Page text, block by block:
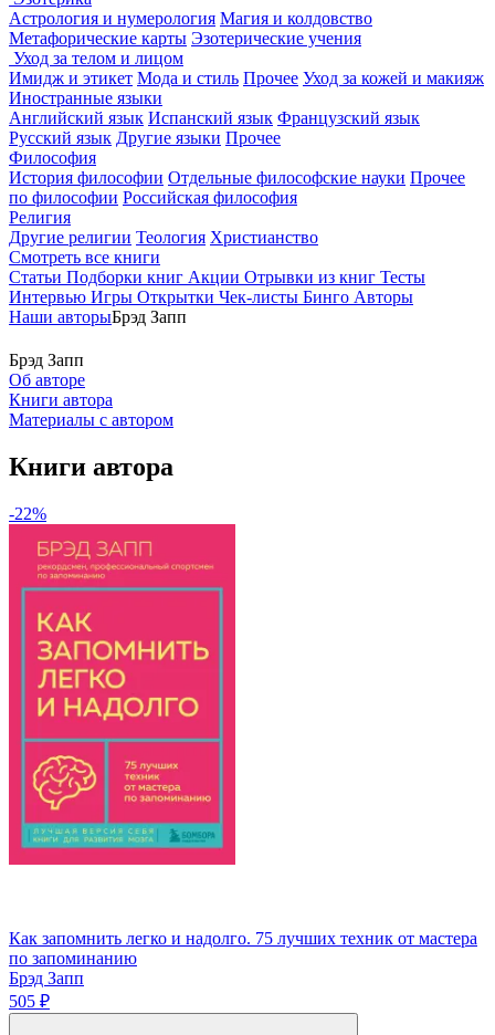
Астрология и нумерология Магия и колдовство
Метафорические карты Эзотерические учения
Уход за телом и лицом
Имидж и этикет Мода и стиль Прочее Уход за кожей и макияж
Иностранные языки
Английский язык Испанский язык Французский язык
Русский язык Другие языки Прочее
Философия
История философии Отдельные философские науки Прочее
по философии Российская философия
Религия
Другие религии Теология Христианство
Смотреть все книги
Статьи Подборки книг Акции Отрывки из книг Тесты
Интервью Игры Открытки Чек-листы Бинго Авторы
Наши авторыБрэд Запп
Брэд Запп
Об авторе
Книги автора
Материалы с автором
Книги автора
-22%
Как запомнить легко и надолго. 75 лучших техник от мастера
по запоминанию
Брэд Запп
505 ₽